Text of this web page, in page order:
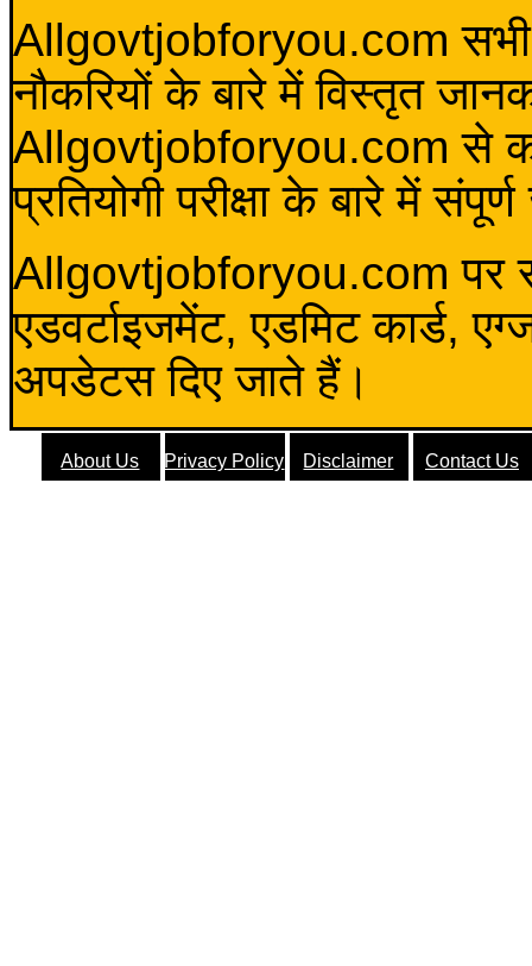
Allgovtjobforyou.com सभी
नौकरियों के बारे में विस्तृत
Allgovtjobforyou.com से कोई
प्रतियोगी परीक्षा के बारे में
Allgovtjobforyou.com पर
एडवर्टाइजमेंट, एडमिट कार्ड,
अपडेटस दिए जाते हैं।
About Us Privacy Policy Disclaimer Contact Us